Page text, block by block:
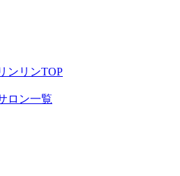
ンリンTOP
ロン一覧